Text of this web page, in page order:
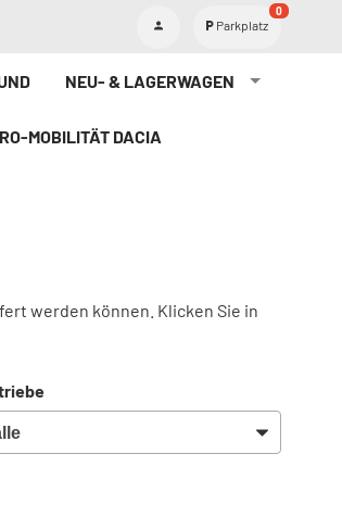
Parkplatz
0
NEU- & LAGERWAGEN
MOBILITÄT DACIA
werden können. Klicken Sie in